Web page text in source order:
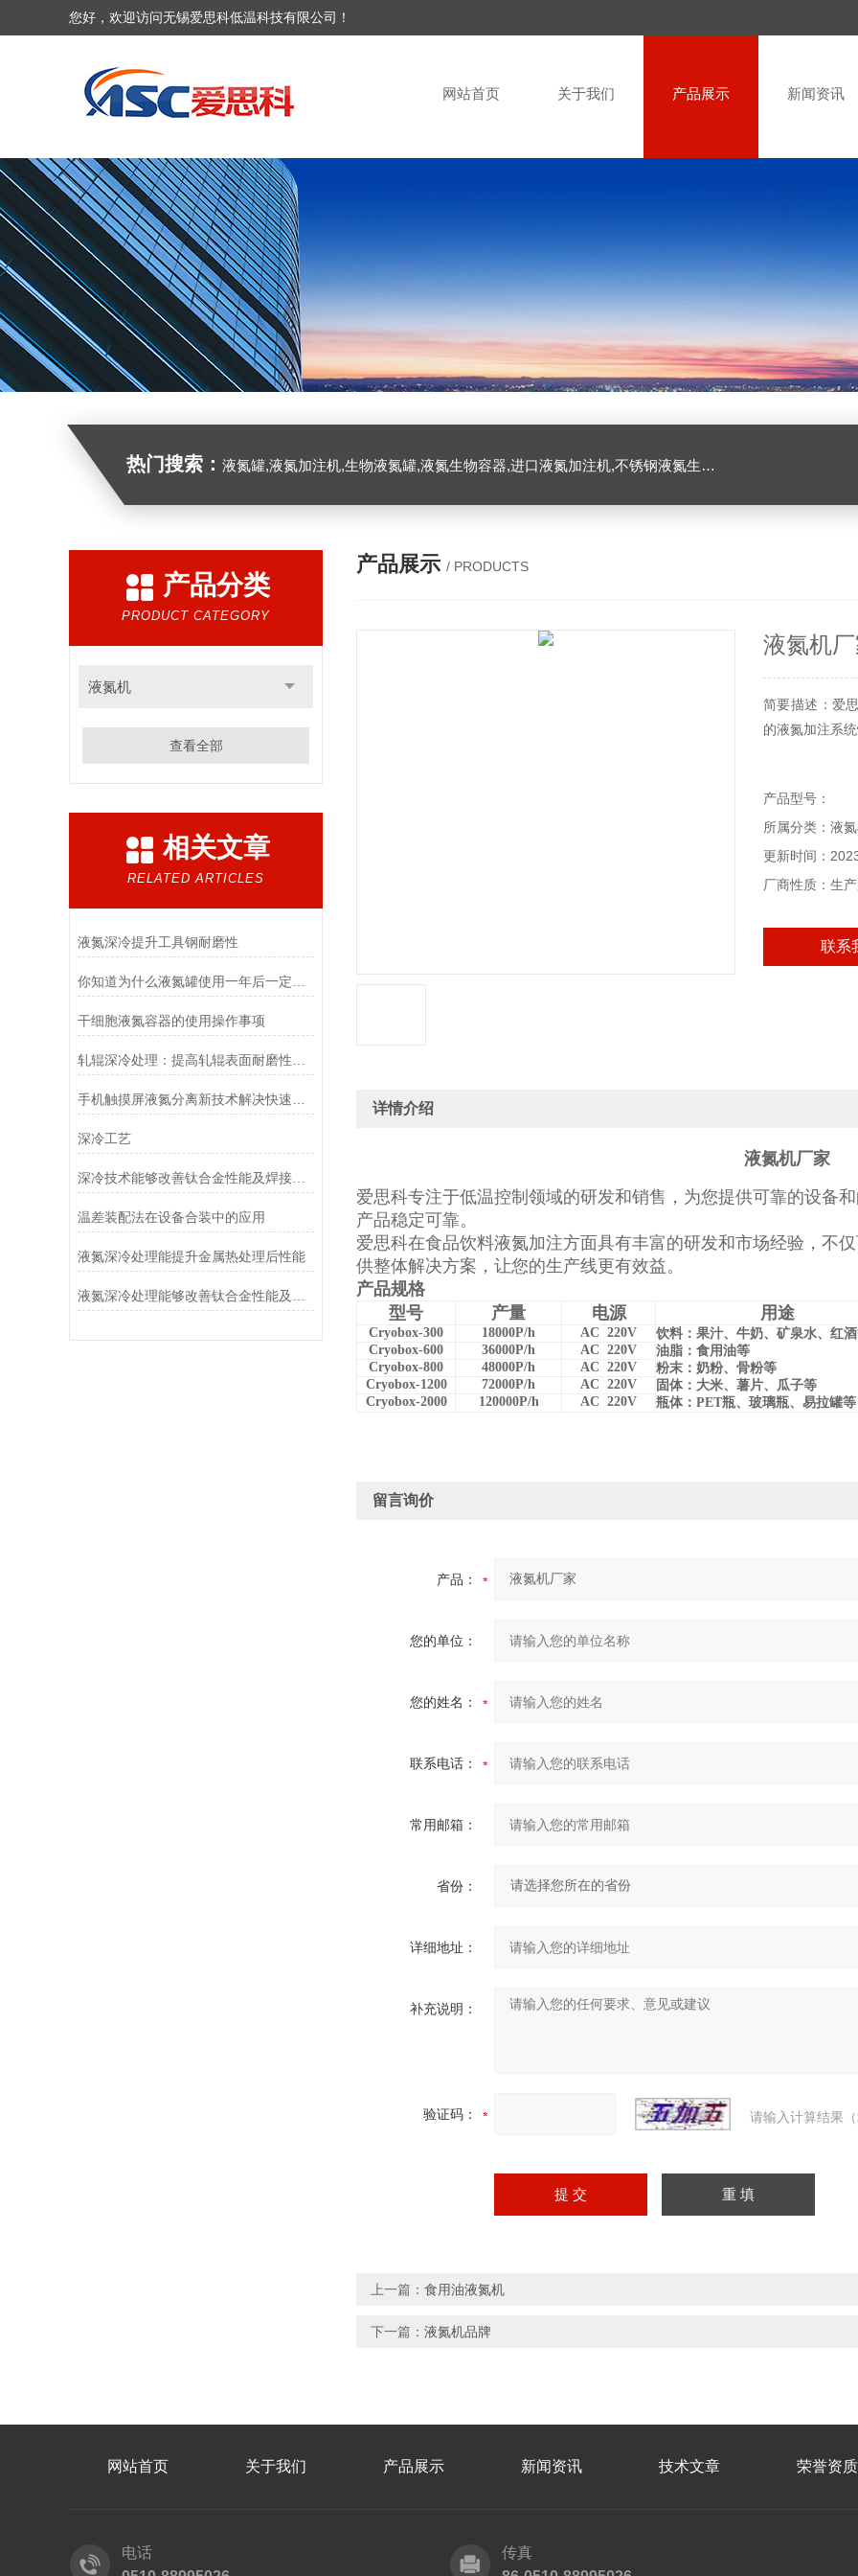
您好，欢迎访问无锡爱思科低温科技有限公司！
网站首页 关于我们 产品展示 新闻资讯
热门搜索： 液氮罐,液氮加注机,生物液氮罐,液氮生物容器,进口液氮加注机,不锈钢液氮生物容器
产品分类
PRODUCT CATEGORY
液氮机
查看全部
相关文章
RELATED ARTICLES
液氮深冷提升工具钢耐磨性
干细胞液氮容器的使用操作事项
深冷工艺
深冷技术能够改善钛合金性能及焊接件的尺寸稳定性
温差装配法在设备合装中的应用
液氮深冷处理能提升金属热处理后性能
产品展示 / PRODUCTS
液氮机
简要描述：爱
的液氮加注系
产品型号：
所属分类：液
更新时间：
厂商性质：生
联系
详情介绍
液氮机厂家
爱思科专注于低温控制领域的研发和销售，为您提供可靠的设备
产品稳定可靠。
爱思科在食品饮料液氮加注方面具有丰富的研发和市场经验，不
供整体解决方案，让您的生产线更有效益。
产品规格
型号
产量 电源 用途
Cryobox-300 18000P/h AC 220V
饮料：果汁、牛奶、矿泉水、红
油脂：食用油等
粉末：奶粉、骨粉等
固体：大米、薯片、瓜子等
瓶体：PET瓶、玻璃瓶、易拉罐等
Cryobox-600 36000P/h
AC 220V
Cryobox-800
48000P/h
AC 220V
Cryobox-1200
72000P/h
AC 220V
Cryobox-2000
120000P/h AC 220V
留言询价
产品：
您的单位：
您的姓名：
联系电话：
常用邮箱：
省份：
详细地址：
补充说明：
验证码： 请输入计算结果
上一篇： 食用油液氮机
下一篇： 液氮机品牌
网站首页 关于我们 产品展示 新闻资讯 技术文章 荣誉资质
电话
传真